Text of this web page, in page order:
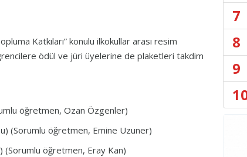
Katkıları” konulu ilkokullar arası resim
ödül ve jüri üyelerine de plaketleri takdim
öğretmen, Ozan Özgenler)
(Sorumlu öğretmen, Emine Uzuner)
(Sorumlu öğretmen, Eray Kan)
7
8
9